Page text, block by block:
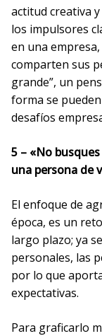
actitud creativa
los impulsores
en una
comparten sus
grande”, un
forma se
desafíos
5 – «No
una persona de
El enfoque de
época, es un
largo plazo; ya
personales, las
por lo que
expectativas.
Para graficarlo